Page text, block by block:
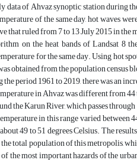
data of Ahvaz synoptic station
of the same day, hot waves
that ruled from 7 to 13 July 2015 in
on the heat bands of Landsat 8
for the same day. Using hot
obtained from the population census
period 1961 to 2019, there was an
in Ahvaz was different from 44
the Karun River, which passes
in this range varied
49 to 51 degrees Celsius. The
total population of this metropolis,
the most important hazards of the